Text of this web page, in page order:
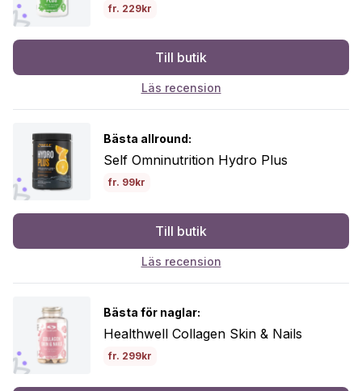
fr. 229kr
Till butik
Läs recension
Bästa allround:
Self Omninutrition Hydro Plus
fr. 99kr
Till butik
Läs recension
Bästa för naglar:
Healthwell Collagen Skin & Nails
fr. 299kr